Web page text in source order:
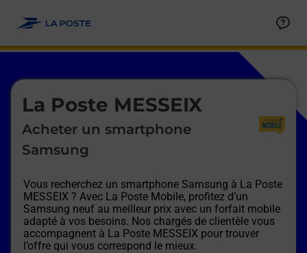
La Poste MESSEIX
Acheter un smartphone
Samsung
Vous recherchez un smartphone Samsung à La Poste
MESSEIX ? Avec La Poste Mobile, profitez d’un
Samsung neuf au meilleur prix avec un forfait mobile
adapté à vos besoins. Nos chargés de clientèle vous
accompagnent à La Poste MESSEIX pour trouver
l’offre qui vous correspond le mieux.
Le lien s'ouvre dans un nouvel onglet